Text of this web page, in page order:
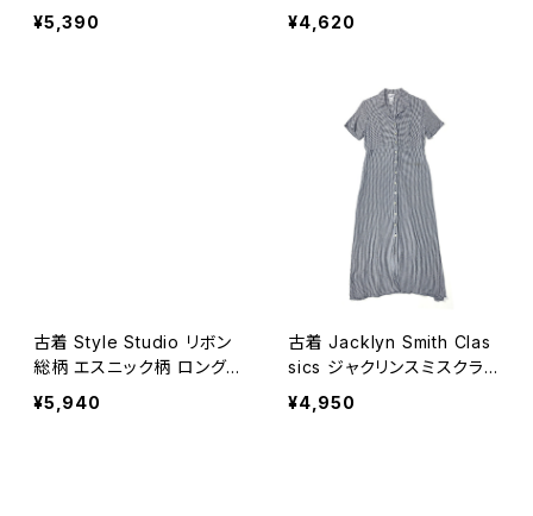
プ ワンピース 紫 (oa2607
042)
¥5,390
ス 黄 (oa2607030)
¥4,620
古着 Style Studio リボン
総柄 エスニック柄 ロング丈
ノースリーブ ワンピース 黒
(oa2607051)
¥5,940
古着 Jacklyn Smith Clas
sics ジャクリンスミスクラ
シック 前開き ギンガムチェ
ック柄 ロング丈 半袖 ワン
¥4,950